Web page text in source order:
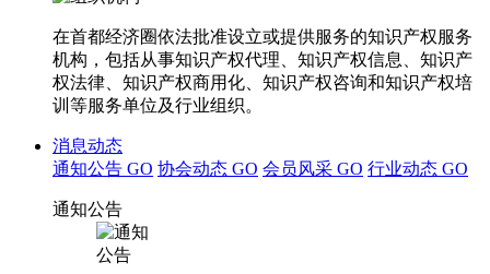
在首都经济圈依法批准设立或提供服务的知识产权服务
机构，包括从事知识产权代理、知识产权信息、知识产
权法律、知识产权商用化、知识产权咨询和知识产权培
训等服务单位及行业组织。
消息动态
通知公告 GO 协会动态 GO 会员风采 GO 行业动态 GO
通知公告